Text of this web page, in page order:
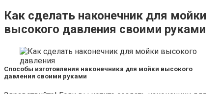
Как сделать наконечник для мойки
высокого давления своими руками
Способы изготовления наконечника для мойки высокого
давления своими руками